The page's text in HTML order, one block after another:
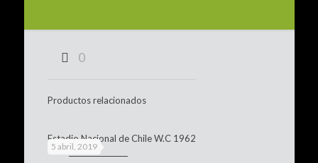
0
Productos relacionados
5 abril, 2019
Estadio Nacional de Chile W.C 1962